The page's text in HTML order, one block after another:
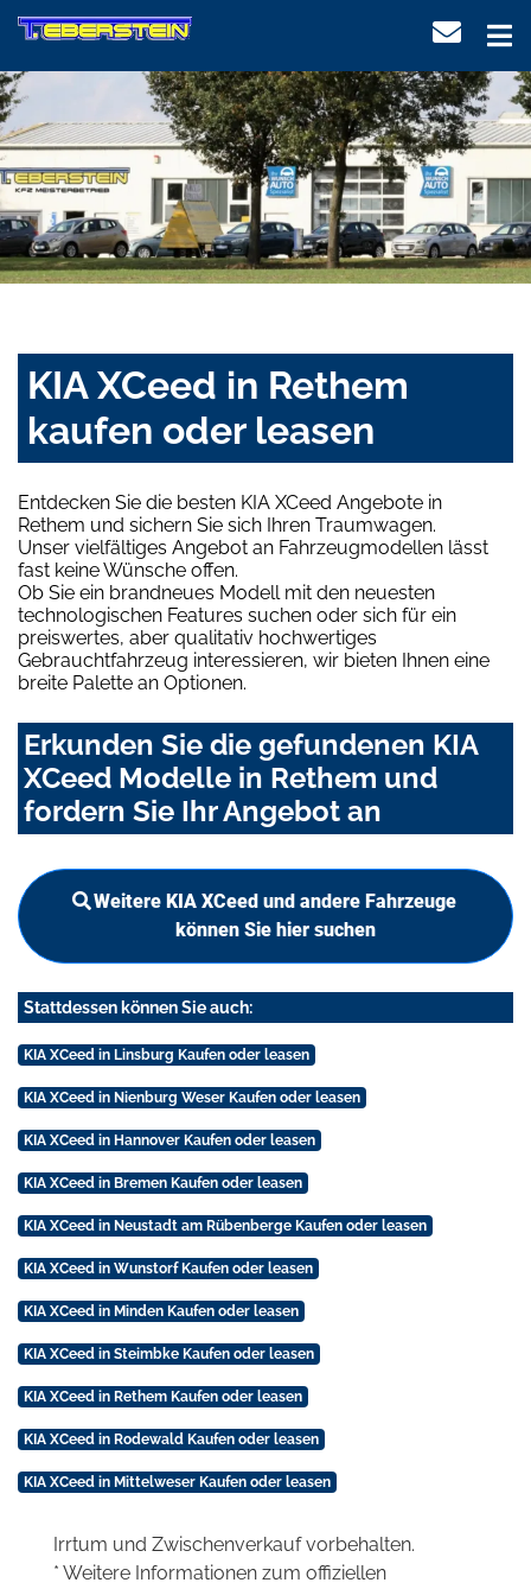
KIA XCeed in Rethem
kaufen oder leasen
Entdecken Sie die besten KIA XCeed Angebote in
Rethem und sichern Sie sich Ihren Traumwagen.
Unser vielfältiges Angebot an Fahrzeugmodellen lässt
fast keine Wünsche offen.
Ob Sie ein brandneues Modell mit den neuesten
technologischen Features suchen oder sich für ein
preiswertes, aber qualitativ hochwertiges
Gebrauchtfahrzeug interessieren, wir bieten Ihnen eine
breite Palette an Optionen.
Erkunden Sie die gefundenen KIA
XCeed Modelle in Rethem und
fordern Sie Ihr Angebot an
Weitere KIA XCeed und andere Fahrzeuge
können Sie hier suchen
Stattdessen können Sie auch:
KIA XCeed in Linsburg Kaufen oder leasen
KIA XCeed in Nienburg Weser Kaufen oder leasen
KIA XCeed in Hannover Kaufen oder leasen
KIA XCeed in Bremen Kaufen oder leasen
KIA XCeed in Neustadt am Rübenberge Kaufen oder leasen
KIA XCeed in Wunstorf Kaufen oder leasen
KIA XCeed in Minden Kaufen oder leasen
KIA XCeed in Steimbke Kaufen oder leasen
KIA XCeed in Rethem Kaufen oder leasen
KIA XCeed in Rodewald Kaufen oder leasen
KIA XCeed in Mittelweser Kaufen oder leasen
Irrtum und Zwischenverkauf vorbehalten.
* Weitere Informationen zum offiziellen